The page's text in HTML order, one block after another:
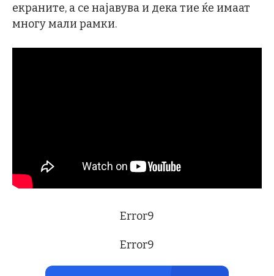
екраните, а се најавува и дека тие ќе имаат
многу мали рамки.
Error9
Error9